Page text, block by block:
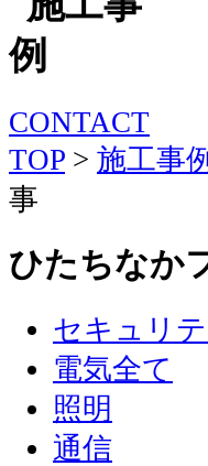
CONTACT
TOP > 施工事例
事
ひたちなか
セキュリテ
電気全て
照明
通信